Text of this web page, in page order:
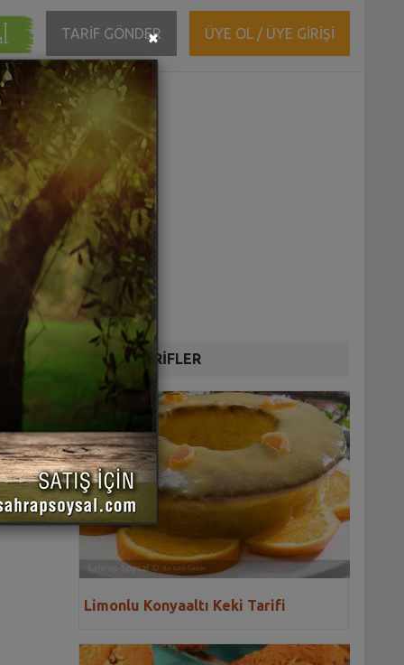
TARİF GÖNDER ÜYE OL / ÜYE GİRİŞİ
DİĞER TARİFLER
Limonlu Konyaaltı Keki Tarifi
×Close